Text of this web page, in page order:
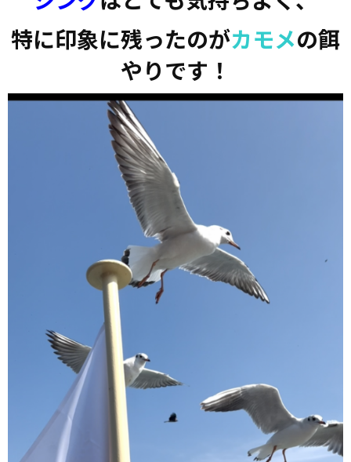
特に印象に残ったのがカモメの餌
やりです！